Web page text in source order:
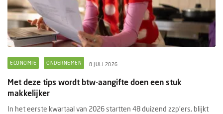
ECONOMIE ONDERNEMEN 8 JULI 2026
Met deze tips wordt btw-aangifte doen een stuk
makkelijker
In het eerste kwartaal van 2026 startten 48 duizend zzp’ers, blijkt